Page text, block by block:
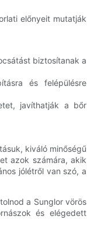
előnyeit mutatják
biztosítanak a
és felépülésre
javíthatják a bőr
kiváló minőségű
azok számára, akik
jólétről van szó, a
a Sunglor vörös
és elégedett